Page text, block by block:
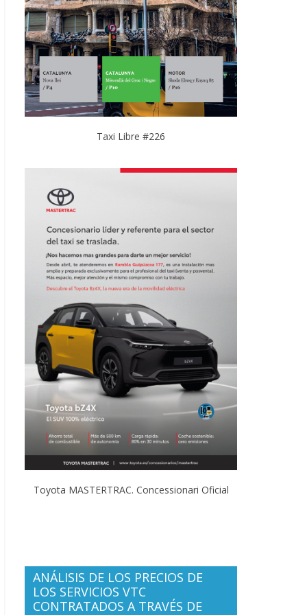
Taxi Libre #226
Toyota MASTERTRAC. Concessionari Oficial
ANÁLISIS DE LOS PRECIOS DE
LOS SERVICIOS VTC
CONTRATADOS A TRAVÉS DE